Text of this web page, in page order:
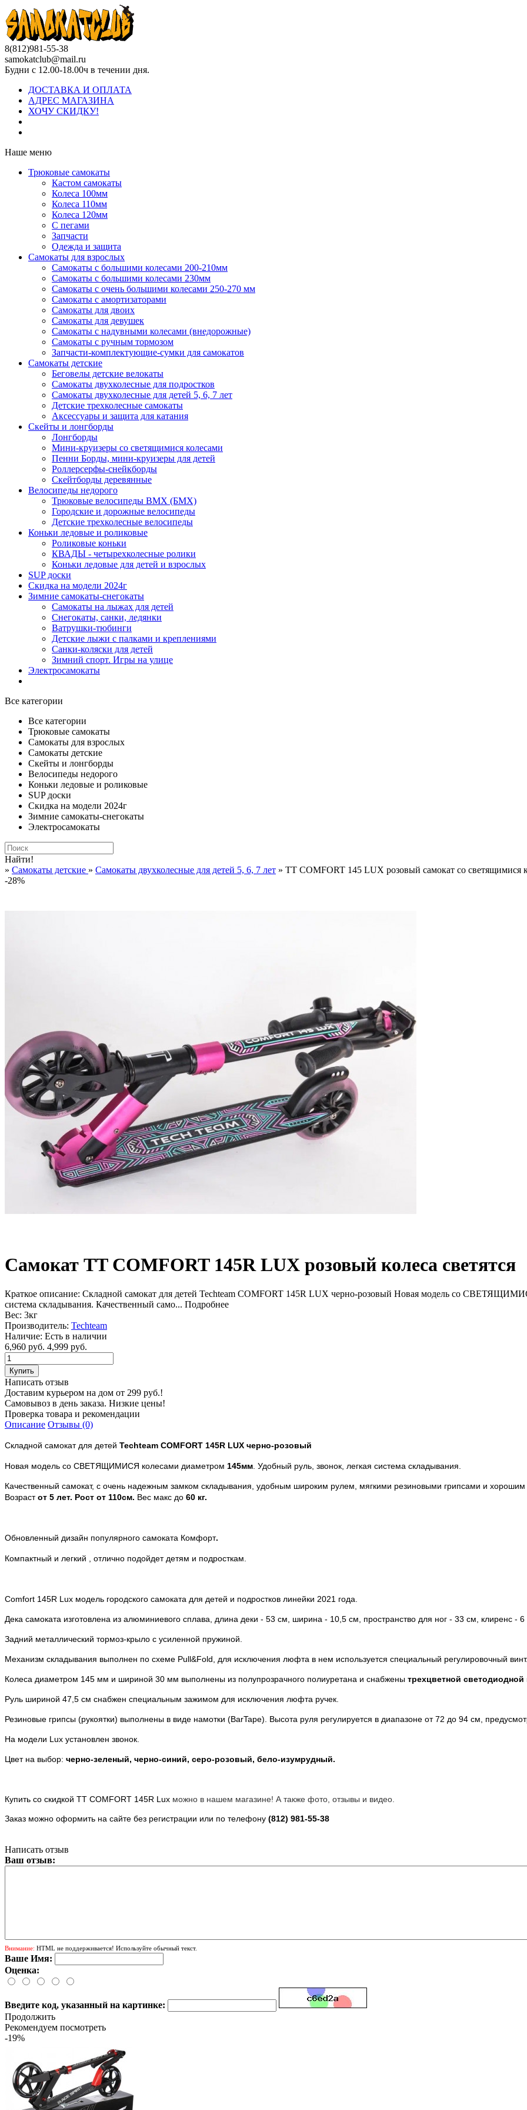
8(812)981-55-38
samokatclub@mail.ru
Будни с 12.00-18.00ч в течении дня.
ДОСТАВКА И ОПЛАТА
АДРЕС МАГАЗИНА
ХОЧУ СКИДКУ!
Наше меню
Трюковые самокаты
Кастом самокаты
Колеса 100мм
Колеса 110мм
Колеса 120мм
С пегами
Запчасти
Одежда и защита
Самокаты для взрослых
Самокаты с большими колесами 200-210мм
Самокаты с большими колесами 230мм
Самокаты с очень большими колесами 250-270 мм
Самокаты с амортизаторами
Самокаты для двоих
Самокаты для девушек
Самокаты с надувными колесами (внедорожные)
Самокаты с ручным тормозом
Запчасти-комплектующие-сумки для самокатов
Самокаты детские
Беговелы детские велокаты
Самокаты двухколесные для подростков
Самокаты двухколесные для детей 5, 6, 7 лет
Детские трехколесные самокаты
Аксессуары и защита для катания
Cкейты и лонгборды
Лонгборды
Мини-круизеры со светящимися колесами
Пенни Борды, мини-круизеры для детей
Роллерсерфы-снейкборды
Скейтборды деревянные
Велосипеды недорого
Трюковые велосипеды BMX (БМХ)
Городские и дорожные велосипеды
Детские трехколесные велосипеды
Коньки ледовые и роликовые
Роликовые коньки
КВАДЫ - четырехколесные ролики
Коньки ледовые для детей и взрослых
SUP доски
Скидка на модели 2024г
Зимние самокаты-снегокаты
Самокаты на лыжах для детей
Снегокаты, санки, ледянки
Ватрушки-тюбинги
Детские лыжи с палками и креплениями
Санки-коляски для детей
Зимний спорт. Игры на улице
Электросамокаты
Все категории
Все категории
Трюковые самокаты
Самокаты для взрослых
Самокаты детские
Cкейты и лонгборды
Велосипеды недорого
Коньки ледовые и роликовые
SUP доски
Скидка на модели 2024г
Зимние самокаты-снегокаты
Электросамокаты
Найти!
» Самокаты детские » Самокаты двухколесные для детей 5, 6, 7 лет » TT COMFORT 145 LUX розовый самокат со светящимися
-28%
Cамокат TT COMFORT 145R LUX розовый колеса светятся
Краткое описание: Складной самокат для детей Techteam COMFORT 145R LUX черно-розовый Новая модель со
система складывания. Качественный само... Подробнее
Вес: 3кг
Производитель: Techteam
Наличие: Есть в наличии
6,960 руб. 4,999 руб.
Написать отзыв
Доставим курьером на дом от 299 руб.!
Самовывоз в день заказа. Низкие цены!
Проверка товара и рекомендации
Описание Отзывы (0)
Складной самокат для детей Techteam COMFORT 145R LUX черно-розовый
Новая модель со СВЕТЯЩИМИСЯ колесами диаметром 145мм . Удобный руль, звонок, легкая система складывания.
Качественный самокат, с очень надежным замком складывания, удобным широким рулем, мягкими резиновыми грипсами и хорошим
Возрастот 5 лет. Рост от 110см. Вес макс до 60 кг.
Обновленный дизайн популярного самоката Комфорт.
Компактный и легкий , отлично подойдет детям и подросткам.
Comfort 145R Lux модель городского самоката для детей и подростков линейки 2021 года.
Дека самоката изготовлена из алюминиевого сплава, длина деки - 53 см, ширина - 10,5 см, пространство для ног - 33 см, клиренс -
Задний металлический тормоз-крыло с усиленной пружиной.
Механизм складывания выполнен по схеме Pull&Fold, для исключения люфта в нем используется специальный регулировочный винт.
Колеса диаметром 145 мм и шириной 30 мм выполнены из полупрозрачного полиуретана и снабжены трехцветной светодиодной
Руль шириной 47,5 см снабжен специальным зажимом для исключения люфта ручек.
Резиновые грипсы (рукоятки) выполнены в виде намотки (BarTape). Высота руля регулируется в диапазоне от 72 до 94 см,
На модели Lux установлен звонок.
Цвет на выбор: черно-зеленый, черно-синий, серо-розовый, бело-изумрудный.
Купить со скидкой TT COMFORT 145R Lux можно в нашем магазине! А также фото, отзывы и видео.
Заказ можно оформить на сайте без регистрации или по телефону (812) 981-55-38
Написать отзыв
Ваш отзыв:
Внимание: HTML не поддерживается! Используйте обычный текст.
Ваше Имя:
Оценка:
Введите код, указанный на картинке:
Продолжить
Рекомендуем посмотреть
-19%